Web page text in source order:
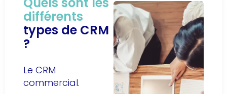
différents
types de CRM
?
Le CRM
commercial.